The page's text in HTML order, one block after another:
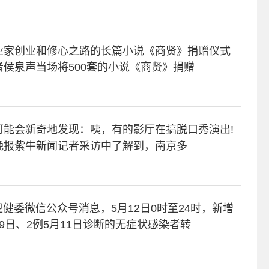
创业和修心之路的长篇小说《商贤》捐赠仪式
泉声当场将500套的小说《商贤》捐赠
会新奇地发现：咦，有的影厅在搞脱口秀演出!
紫牛新闻记者采访中了解到，南京多
委微信公众号消息，5月12日0时至24时，新增
、2例5月11日诊断的无症状感染者转